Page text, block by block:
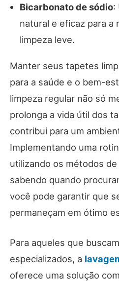
Bicarbonato de sódio:
natural e eficaz para a
limpeza leve.
Manter seus tapetes
para a saúde e o bem-
limpeza regular não só
prolonga a vida útil dos
contribui para um
Implementando uma
utilizando os métodos
sabendo quando
você pode garantir que
permaneçam em ótimo
Para aqueles que
especializados, a
oferece uma solução